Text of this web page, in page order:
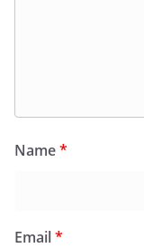
Name*
Email*